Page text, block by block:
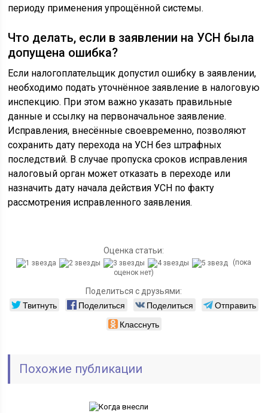
периоду применения упрощённой системы.
Что делать, если в заявлении на УСН была
допущена ошибка?
Если налогоплательщик допустил ошибку в заявлении,
необходимо подать уточнённое заявление в налоговую
инспекцию. При этом важно указать правильные
данные и ссылку на первоначальное заявление.
Исправления, внесённые своевременно, позволяют
сохранить дату перехода на УСН без штрафных
последствий. В случае пропуска сроков исправления
налоговый орган может отказать в переходе или
назначить дату начала действия УСН по факту
рассмотрения исправленного заявления.
Оценка статьи:
(пока
оценок нет)
Поделиться с друзьями:
Твитнуть Поделиться Поделиться
Отправить
Класснуть
Похожие публикации